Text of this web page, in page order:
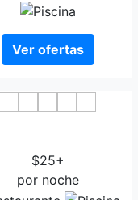
Ver ofertas
$25+
por noche